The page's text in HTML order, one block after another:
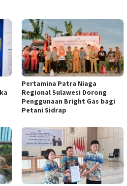
Pertamina Patra Niaga
Regional Sulawesi Dorong
Penggunaan Bright Gas bagi
Petani Sidrap